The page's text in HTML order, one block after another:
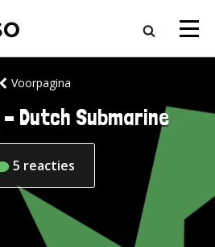
Voorpagina
Dutch Submarine
5 reacties